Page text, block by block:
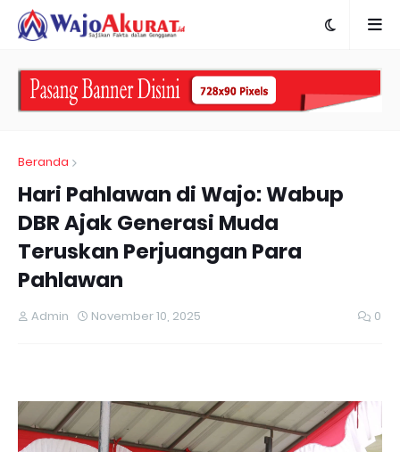
Beranda
Hari Pahlawan di Wajo: Wabup
DBR Ajak Generasi Muda
Teruskan Perjuangan Para
Pahlawan
Admin November 10, 2025 0